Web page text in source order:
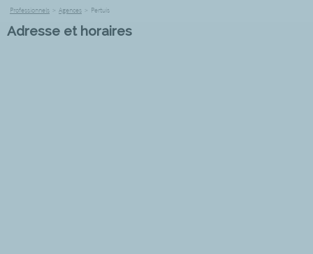
Professionnels > Agences > Pertuis
Adresse et horaires